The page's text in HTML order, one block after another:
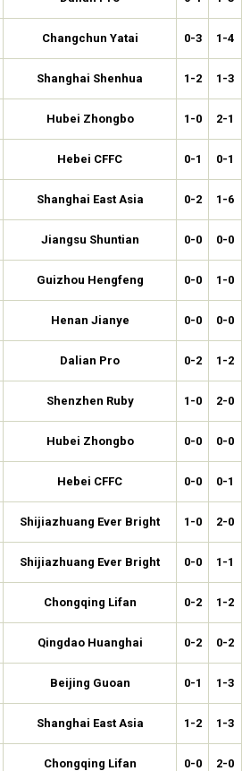
Changchun Yatai 0-3 1-4
Shanghai Shenhua 1-2 1-3
Hubei Zhongbo 1-0 2-1
Hebei CFFC 0-1 0-1
Shanghai East Asia 0-2 1-6
Jiangsu Shuntian 0-0 0-0
Guizhou Hengfeng 0-0 1-0
Henan Jianye 0-0 0-0
Dalian Pro 0-2 1-2
Shenzhen Ruby 1-0 2-0
Hubei Zhongbo 0-0 0-0
Hebei CFFC 0-0 0-1
Shijiazhuang Ever Bright 1-0 2-0
Shijiazhuang Ever Bright 0-0 1-1
Chongqing Lifan 0-2 1-2
Qingdao Huanghai 0-2 0-2
Beijing Guoan 0-1 1-3
Shanghai East Asia 1-2 1-3
Chongqing Lifan 0-0 2-0